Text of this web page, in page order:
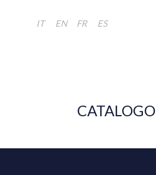
IT EN FR ES
CATALOGO